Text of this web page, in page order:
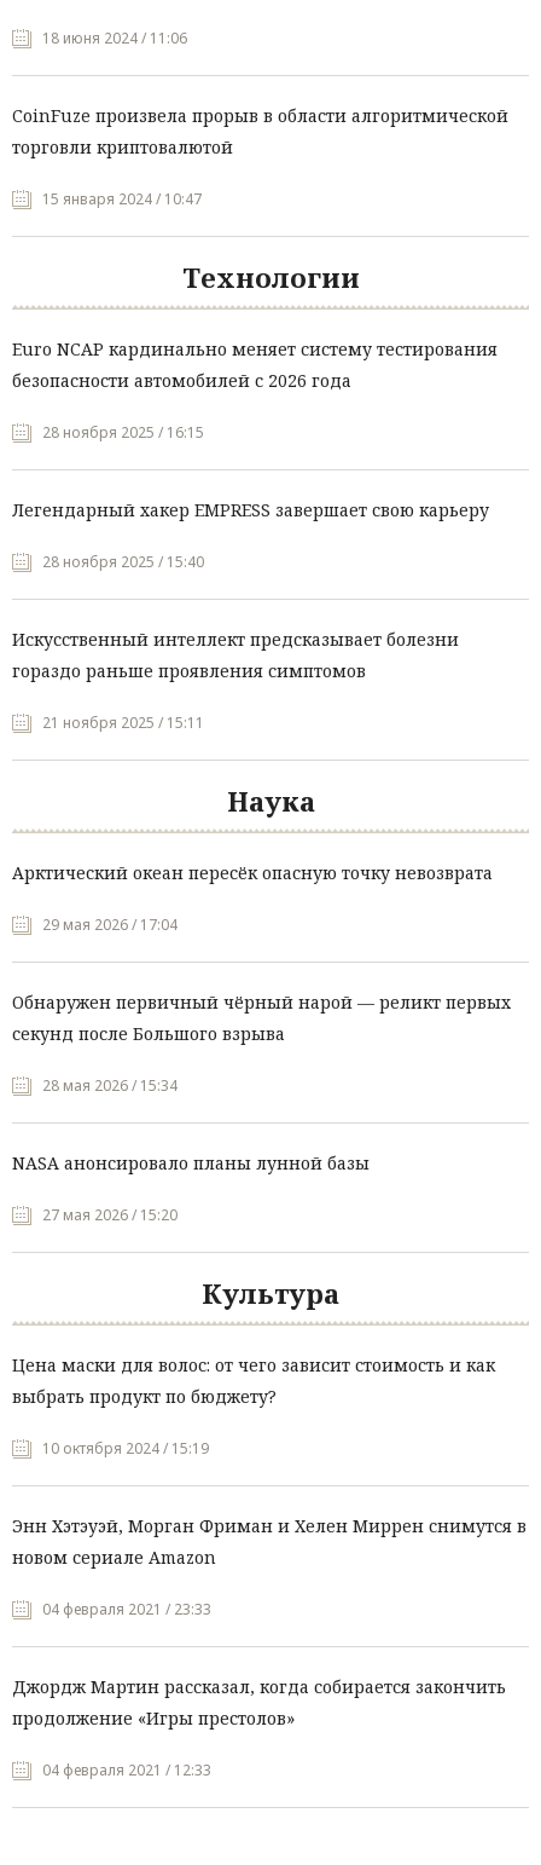
18 июня 2024 / 11:06
CoinFuze произвела прорыв в области алгоритмической
торговли криптовалютой
15 января 2024 / 10:47
Технологии
Euro NCAP кардинально меняет систему тестирования
безопасности автомобилей с 2026 года
28 ноября 2025 / 16:15
Легендарный хакер EMPRESS завершает свою карьеру
28 ноября 2025 / 15:40
Искусственный интеллект предсказывает болезни
гораздо раньше проявления симптомов
21 ноября 2025 / 15:11
Наука
Арктический океан пересёк опасную точку невозврата
29 мая 2026 / 17:04
Обнаружен первичный чёрный нарой — реликт первых
секунд после Большого взрыва
28 мая 2026 / 15:34
NASA анонсировало планы лунной базы
27 мая 2026 / 15:20
Культура
Цена маски для волос: от чего зависит стоимость и как
выбрать продукт по бюджету?
10 октября 2024 / 15:19
Энн Хэтэуэй, Морган Фриман и Хелен Миррен снимутся в
новом сериале Amazon
04 февраля 2021 / 23:33
Джордж Мартин рассказал, когда собирается закончить
продолжение «Игры престолов»
04 февраля 2021 / 12:33